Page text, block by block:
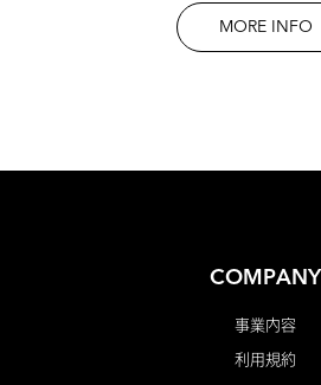
MORE INFO
COMPANY
事業内容
利用規約